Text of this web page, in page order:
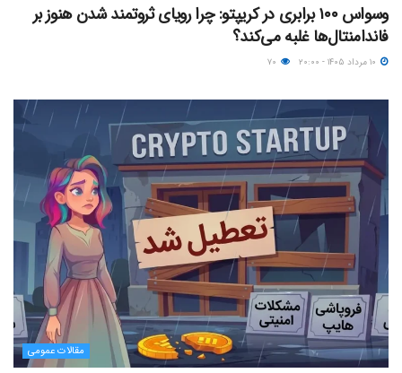
وسواس ۱۰۰ برابری در کریپتو: چرا رویای ثروتمند شدن هنوز بر
فاندامنتال‌ها غلبه می‌کند؟
مقالات عمومی